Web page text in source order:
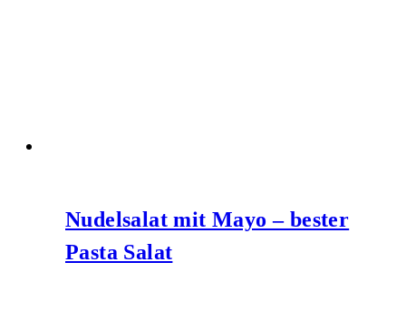
Nudelsalat mit Mayo – bester
Pasta Salat